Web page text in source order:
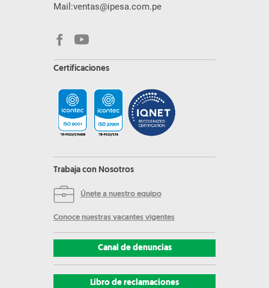
Mail:ventas@ipesa.com.pe
Certificaciones
Trabaja con Nosotros
Únete a nuestro equipo
Conoce nuestras vacantes vigentes
Canal de denuncias
Libro de reclamaciones